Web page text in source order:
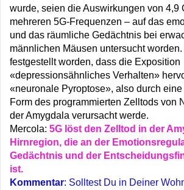
wurde, seien die Auswirkungen von 4,9
mehreren 5G-Frequenzen – auf das
und das räumliche Gedächtnis bei
männlichen Mäusen untersucht
festgestellt worden, dass die Exposition
«depressionsähnliches Verhalten»
«neuronale Pyroptose», also durch
Form des programmierten Zelltods von
der Amygdala verursacht werde.
Mercola: 5G löst den Zelltod in der
Hirnregion, die an der
Gedächtnis und der
ist.
Kommentar: Solltest Du in Deiner